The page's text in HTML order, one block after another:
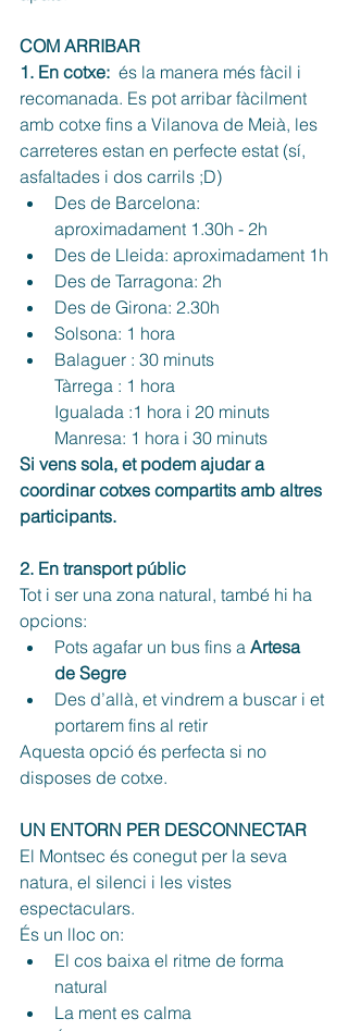
COM ARRIBAR
1. En cotxe: és la manera més fàcil i
recomanada. Es pot arribar fàcilment
amb cotxe fins a Vilanova de Meià, les
carreteres estan en perfecte estat (sí,
asfaltades i dos carrils ;D)
Des de Barcelona:
aproximadament 1.30h - 2h
Des de Lleida: aproximadament 1h
Des de Tarragona: 2h
Des de Girona: 2.30h
Solsona: 1 hora
Balaguer : 30 minuts
Tàrrega : 1 hora
Igualada :1 hora i 20 minuts
Manresa: 1 hora i 30 minuts
Si vens sola, et podem ajudar a
coordinar cotxes compartits amb altres
participants.
2. En transport públic
Tot i ser una zona natural, també hi ha
opcions:
Pots agafar un bus fins a Artesa
de Segre
Des d’allà, et vindrem a buscar i et
portarem fins al retir
Aquesta opció és perfecta si no
disposes de cotxe.
UN ENTORN PER DESCONNECTAR
El Montsec és conegut per la seva
natura, el silenci i les vistes
espectaculars.
És un lloc on:
El cos baixa el ritme de forma
natural
La ment es calma